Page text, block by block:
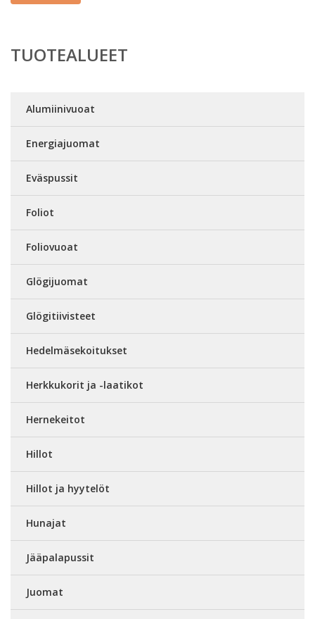
TUOTEALUEET
Alumiinivuoat
Energiajuomat
Eväspussit
Foliot
Foliovuoat
Glögijuomat
Glögitiivisteet
Hedelmäsekoitukset
Herkkukorit ja -laatikot
Hernekeitot
Hillot
Hillot ja hyytelöt
Hunajat
Jääpalapussit
Juomat